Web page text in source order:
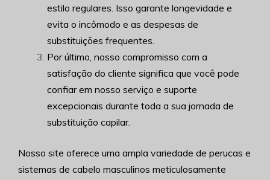
estilo regulares. Isso garante longevidade e
evita o incômodo e as despesas de
substituições frequentes.
Por último, nosso compromisso com a
satisfação do cliente significa que você pode
confiar em nosso serviço e suporte
excepcionais durante toda a sua jornada de
substituição capilar.
Nosso site oferece uma ampla variedade de perucas e
sistemas de cabelo masculinos meticulosamente